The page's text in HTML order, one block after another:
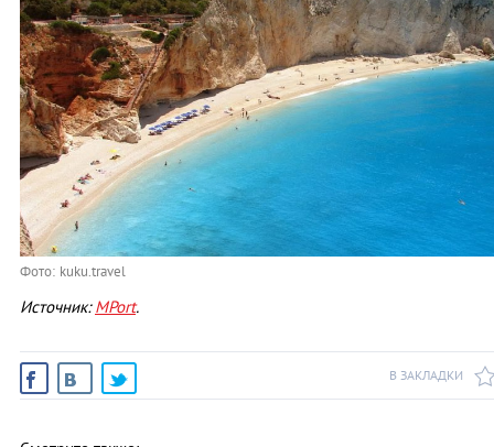
Фото: kuku.travel
Источник:MPort.
В ЗАКЛАДКИ